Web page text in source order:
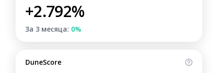
+2.792%
За 3 месяца: 0%
DuneScore